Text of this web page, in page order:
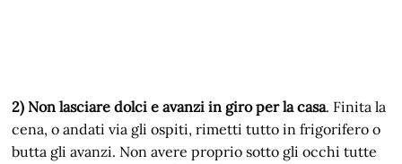
2) Non lasciare dolci e avanzi in giro per la casa. Finita la
cena, o andati via gli ospiti, rimetti tutto in frigorifero o
butta gli avanzi. Non avere proprio sotto gli occhi tutte